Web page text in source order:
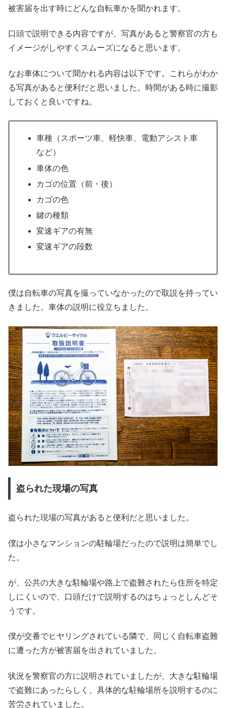
被害届を出す時にどんな自転車かを聞かれます。
口頭で説明できる内容ですが、写真があると警察官の方も
イメージがしやすくスムーズになると思います。
なお車体について聞かれる内容は以下です。これらがわか
る写真があると便利だと思いました。時間がある時に撮影
しておくと良いですね。
車種（スポーツ車、軽快車、電動アシスト車
など）
車体の色
カゴの位置（前・後）
カゴの色
鍵の種類
変速ギアの有無
変速ギアの段数
僕は自転車の写真を撮っていなかったので取説を持ってい
きました。車体の説明に役立ちました。
盗られた現場の写真
盗られた現場の写真があると便利だと思いました。
僕は小さなマンションの駐輪場だったので説明は簡単でし
た。
が、公共の大きな駐輪場や路上で盗難されたら住所を特定
しにくいので、口頭だけで説明するのはちょっとしんどそ
うです。
僕が交番でヒヤリングされている隣で、同じく自転車盗難
に遭った方が被害届を出されていました。
状況を警察官の方に説明されていましたが、大きな駐輪場
で盗難にあったらしく、具体的な駐輪場所を説明するのに
苦労されていました。